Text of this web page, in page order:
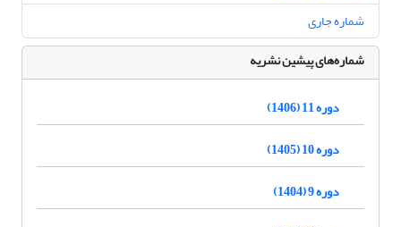
شماره جاری
شماره‌های پیشین نشریه
دوره 11 (1406)
دوره 10 (1405)
دوره 9 (1404)